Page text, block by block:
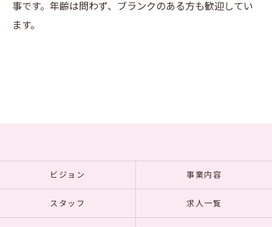
事です。年齢は問わず、ブランクのある方も歓迎してい
ます。
ビジョン 事業内容
スタッフ 求人一覧